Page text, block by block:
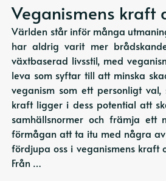
Veganismens kraft
Världen står inför många
har aldrig varit mer
växtbaserad livsstil, med
leva som syftar till att minska
veganism som ett personligt
kraft ligger i dess potential att
samhällsnormer och främja ett
förmågan att ta itu med några
fördjupa oss i veganismens
Från …